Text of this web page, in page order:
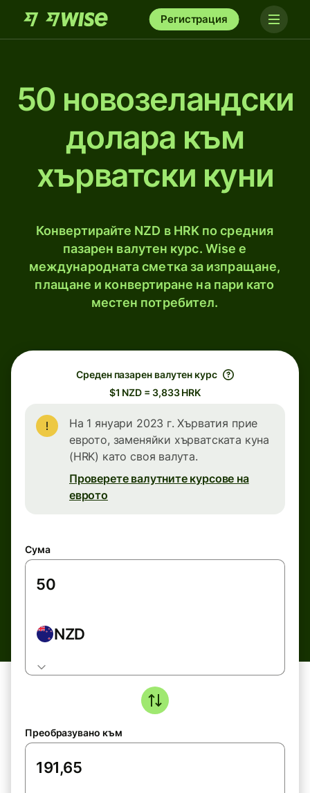
Регистрация
50 новозеландски
долара към
хърватски куни
Конвертирайте NZD в HRK по средния
пазарен валутен курс. Wise е
международната сметка за изпращане,
плащане и конвертиране на пари като
местен потребител.
Среден пазарен валутен курс
$1 NZD = 3,833 HRK
На 1 януари 2023 г. Хърватия прие
еврото, заменяйки хърватската куна
(HRK) като своя валута.
Проверете валутните курсове на
еврото
Сума
NZD
Преобразувано към